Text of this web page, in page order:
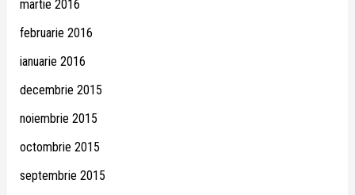
martie 2016
februarie 2016
ianuarie 2016
decembrie 2015
noiembrie 2015
octombrie 2015
septembrie 2015